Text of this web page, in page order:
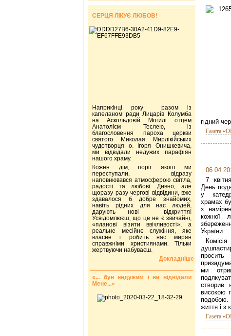
гідний
Газета
7
День
у
храмах
з
кожної
України.
ми
створив
високою
подобою.
життя і з
Газета
СЕРЦЯ ЛІКУЄ ЛЮБОВ!
Наприкінці року разом із
капеланом ради Лицарів Колумба
на Аскольдовій Могилі отцем
Анатолієм Теслею, із
благословення пароха церкви
святого Миколая Мирлікійських
чудотворця о. Ігоря Онишкевича,
ми відвідали недужих парафіян
нашого храму.
Кожен дім, поріг якого ми
переступали, відразу
наповнювався атмосферою світла,
радості та любові. Дивно, але
щоразу разу чергові відвідини, вже
здавалося б добре знайомих,
навіть рідних для нас людей,
дарують нові відкриття!
Усвідомлюєш, що це не є звичайні,
«планові візити ввічливості», а
реальне месійне служіння, яке
власне і робить нас мирян
справжніми християнами. Тільки
жертвуючи набуваєш.
Докладніше
«... був недужим і ви відвідали
Мене...»